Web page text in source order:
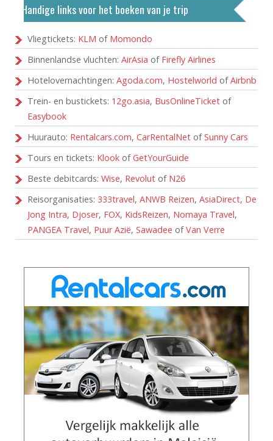
Handige links voor het boeken van je trip
Vliegtickets: KLM of Momondo
Binnenlandse vluchten: AirAsia of Firefly Airlines
Hotelovernachtingen: Agoda.com, Hostelworld ofAirbnb
Trein- en bustickets: 12go.asia, BusOnlineTicket of
Easybook
Huurauto: Rentalcars.com, CarRentalNet ofSunny Cars
Tours en tickets: Klook ofGetYourGuide
Beste debitcards: Wise, Revolut of N26
Reisorganisaties: 333travel, ANWB Reizen, AsiaDirect, De
Jong Intra, Djoser, FOX, KidsReizen, Nomaya Travel,
PANGEA Travel, Puur Azië, Sawadee ofVan Verre